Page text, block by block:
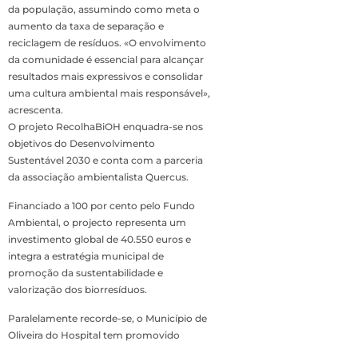
da população, assumindo como meta o
aumento da taxa de separação e
reciclagem de resíduos. «O envolvimento
da comunidade é essencial para alcançar
resultados mais expressivos e consolidar
uma cultura ambiental mais responsável»,
acrescenta.
O projeto RecolhaBiOH enquadra-se nos
objetivos do Desenvolvimento
Sustentável 2030 e conta com a parceria
da associação ambientalista Quercus.
Financiado a 100 por cento pelo Fundo
Ambiental, o projecto representa um
investimento global de 40.550 euros e
integra a estratégia municipal de
promoção da sustentabilidade e
valorização dos biorresíduos.
Paralelamente recorde-se, o Município de
Oliveira do Hospital tem promovido